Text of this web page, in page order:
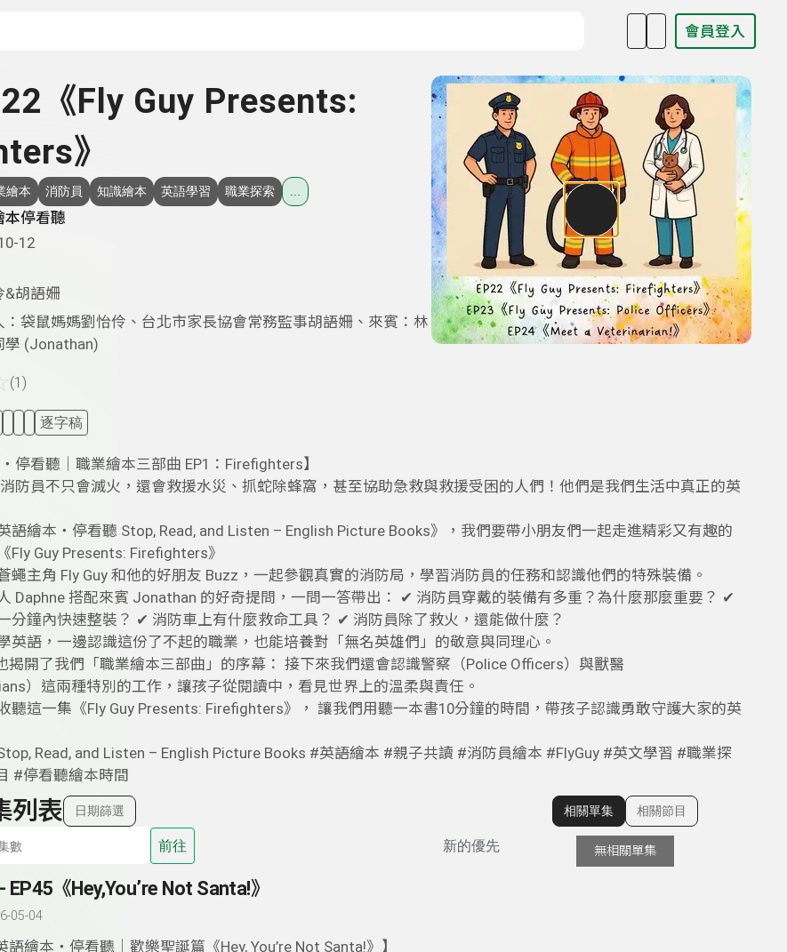
會員登入
《Fly Guy Presents:
》
繪本 消防員 知識繪本 英語學習 職業探索
本停看聽
12
&胡語姍
：袋鼠媽媽劉怡伶、台北市家長協會常務監事胡語姍、來賓：林
學 (Jonathan)
(1)
逐字稿
停看聽｜職業繪本三部曲 EP1：Firefighters】
防員不只會滅火，還會救援水災、抓蛇除蜂窩，甚至協助急救與救援受困的人們！他們是我們生活中真正的英
語繪本・停看聽 Stop, Read, and Listen – English Picture Books》，我們要帶小朋友們一起走進精彩又有趣的
Fly Guy Presents: Firefighters》
蠅主角 Fly Guy 和他的好朋友 Buzz，一起參觀真實的消防局，學習消防員的任務和認識他們的特殊裝備。
Daphne 搭配來賓 Jonathan 的好奇提問，一問一答帶出： ✔ 消防員穿戴的裝備有多重？為什麼那麼重要？ ✔
分鐘內快速整裝？ ✔ 消防車上有什麼救命工具？ ✔ 消防員除了救火，還能做什麼？
英語，一邊認識這份了不起的職業，也能培養對「無名英雄們」的敬意與同理心。
揭開了我們「職業繪本三部曲」的序幕： 接下來我們還會認識警察（Police Officers）與獸醫
）這兩種特別的工作，讓孩子從閱讀中，看見世界上的溫柔與責任。
聽這一集《Fly Guy Presents: Firefighters》， 讓我們用聽一本書10分鐘的時間，帶孩子認識勇敢守護大家的英
Read, and Listen – English Picture Books #英語繪本 #親子共讀 #消防員繪本 #FlyGuy #英文學習 #職業探
#停看聽繪本時間
列表 日期篩選
前往 新的優先
EP45《Hey,You’re Not Santa!》
05-04
語繪本・停看聽｜歡樂聖誕篇《Hey, You’re Not Santa!》】
顯示相關單集
相關單集 相關節目
無相關單集